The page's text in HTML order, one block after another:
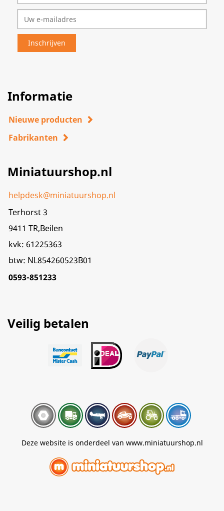
Informatie
Nieuwe producten
Fabrikanten
Miniatuurshop.nl
helpdesk@miniatuurshop.nl
Terhorst 3
9411 TR,Beilen
kvk: 61225363
btw: NL854260523B01
0593-851233
Veilig betalen
Deze website is onderdeel van www.miniatuurshop.nl